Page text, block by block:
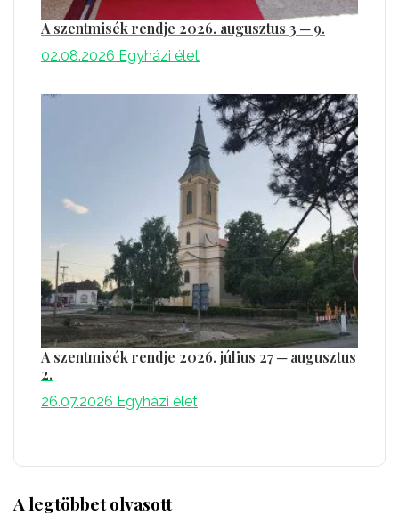
A szentmisék rendje 2026. augusztus 3 ─ 9.
02.08.2026 Egyházi élet
A szentmisék rendje 2026. július 27 ─ augusztus
2.
26.07.2026 Egyházi élet
A legtöbbet olvasott